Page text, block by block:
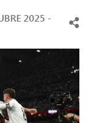
2025 -